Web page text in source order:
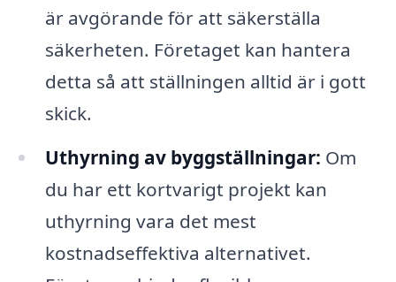
är avgörande för att säkerställa
säkerheten. Företaget kan hantera
detta så att ställningen alltid är i gott
skick.
Uthyrning av byggställningar: Om
du har ett kortvarigt projekt kan
uthyrning vara det mest
kostnadseffektiva alternativet.